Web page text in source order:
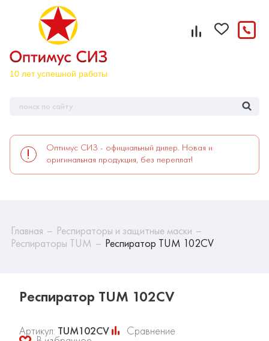
Оптимус СИЗ - официальный дилер. Новая и
оригинальная продукция, без переплат!
Главная
Респираторы и защитные маски
Респираторы TUM
Респиратор TUM 102CV
Респиратор TUM 102CV
Артикул: TUM102CV Сравнение